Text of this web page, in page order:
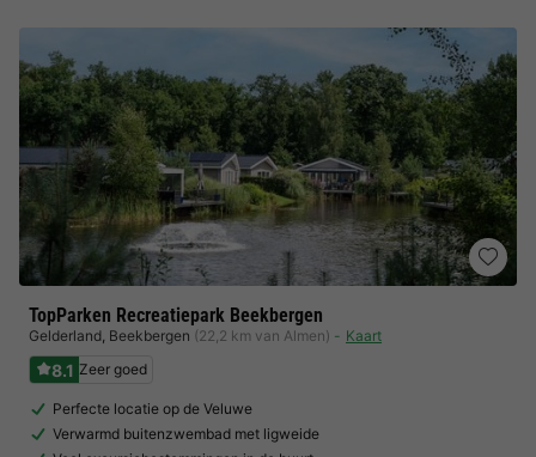
TopParken Recreatiepark Beekbergen
Gelderland, Beekbergen (22,2 km van Almen) Kaart
8.1 Zeer goed
Perfecte locatie op de Veluwe
Verwarmd buitenzwembad met ligweide